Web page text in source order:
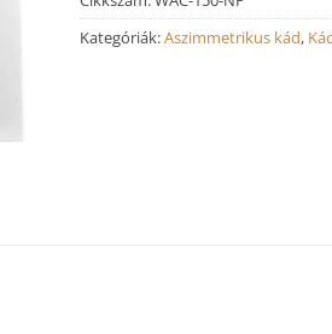
Kategóriák:Aszimmetrikus kád,